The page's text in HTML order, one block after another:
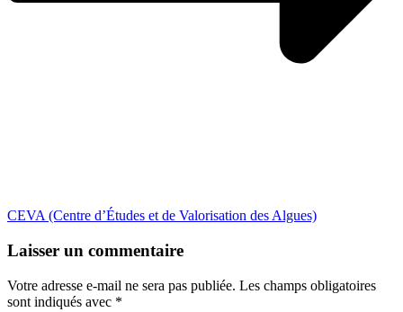
CEVA (Centre d’Études et de Valorisation des Algues)
Laisser un commentaire
Votre adresse e-mail ne sera pas publiée. Les champs obligatoires
sont indiqués avec *